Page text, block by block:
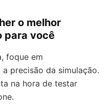
o melhor
para você
foque em
precisão da simulação.
na hora de testar